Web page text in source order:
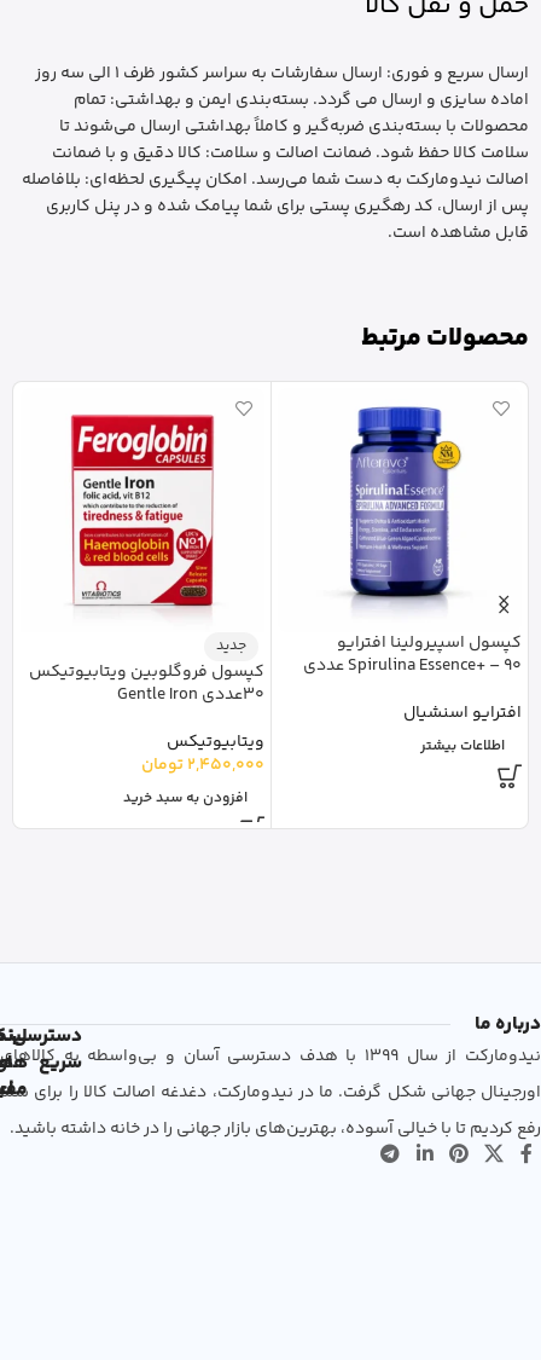
ارسال سریع و فوری: ارسال سفارشات به سراسر کشور ظرف 1 الی سه روز
اماده سایزی و ارسال می گردد. بسته‌بندی ایمن و بهداشتی: تمام
محصولات با بسته‌بندی ضربه‌گیر و کاملاً بهداشتی ارسال می‌شوند تا
سلامت کالا حفظ شود. ضمانت اصالت و سلامت: کالا دقیق و با ضمانت
اصالت نیدومارکت به دست شما می‌رسد. امکان پیگیری لحظه‌ای: بلافاصله
پس از ارسال، کد رهگیری پستی برای شما پیامک شده و در پنل کاربری
قابل مشاهده است.
محصولات مرتبط
کپسول اسپیرولینا افترایو
Spirulina Essence+ – 90 عددی
افترایو اسنشیال
اطلاعات بیشتر
جدید
کپسول فروگلوبین ویتابیوتیکس
30عددی Gentle Iron
ویتابیوتیکس
2,450,000تومان
افزودن به سبد خرید
درباره ما
نیدومارکت از سال 1399 با هدف دسترسی آسان و بی‌واسطه به کالاهای
اورجینال جهانی شکل گرفت. ما در نیدومارکت، دغدغه اصالت کالا را برای شما
رفع کردیم تا با خیالی آسوده، بهترین‌های بازار جهانی را در خانه داشته باشید.
دسترسی
سریع